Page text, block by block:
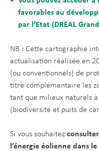
favorables au
par l’Etat (DREAL
NB : Cette cartographie
actualisation réalisée en
(ou conventionnels) de
titre complémentaire les
tant que milieux naturels
(biodiversité et puits de
Si vous souhaitez
l’énergie éolienne dans le